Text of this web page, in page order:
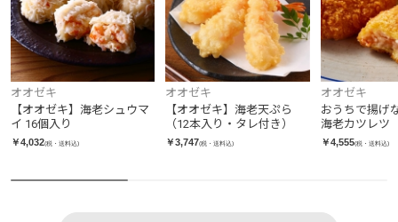
オオゼキ
【オオゼキ】海老シュウマ
イ 16個入り
￥4,032(税・送料込)
オオゼキ
【オオゼキ】海老天ぷら
（12本入り・タレ付き）
￥3,747(税・送料込)
オオゼキ
おうちで揚げ
海老カツレツ
味）10枚入り
￥4,555(税・送料込)